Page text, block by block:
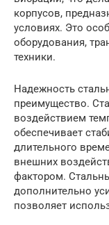
корпусов,
условиях. Это
оборудования,
техники.
Надежность
преимущество.
воздействием
обеспечивает
длительного
внешних
фактором.
дополнительно
позволяет